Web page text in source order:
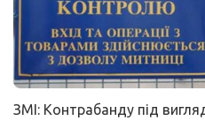
ЗМІ: Контрабанду під